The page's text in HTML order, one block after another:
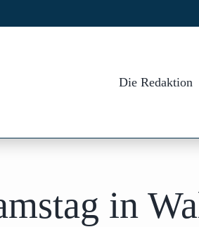
Die Redaktion
in